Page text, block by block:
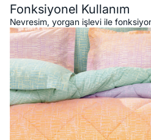
Fonksiyonel Kullanım
Nevresim, yorgan işlevi ile